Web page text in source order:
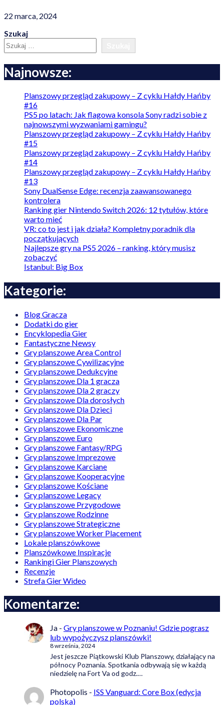
22 marca, 2024
Szukaj
Najnowsze:
Planszowy przegląd zakupowy – Z cyklu Hałdy Hańby
#16
PS5 po latach: Jak flagowa konsola Sony radzi sobie z
najnowszymi wyzwaniami gamingu?
Planszowy przegląd zakupowy – Z cyklu Hałdy Hańby
#15
Planszowy przegląd zakupowy – Z cyklu Hałdy Hańby
#14
Planszowy przegląd zakupowy – Z cyklu Hałdy Hańby
#13
Sony DualSense Edge: recenzja zaawansowanego
kontrolera
Ranking gier Nintendo Switch 2026: 12 tytułów, które
warto mieć
VR: co to jest i jak działa? Kompletny poradnik dla
początkujących
Najlepsze gry na PS5 2026 – ranking, który musisz
zobaczyć
Istanbul: Big Box
Kategorie:
Blog Gracza
Dodatki do gier
Encyklopedia Gier
Fantastyczne Newsy
Gry planszowe Area Control
Gry planszowe Cywilizacyjne
Gry planszowe Dedukcyjne
Gry planszowe Dla 1 gracza
Gry planszowe Dla 2 graczy
Gry planszowe Dla dorosłych
Gry planszowe Dla Dzieci
Gry planszowe Dla Par
Gry planszowe Ekonomiczne
Gry planszowe Euro
Gry planszowe Fantasy/RPG
Gry planszowe Imprezowe
Gry planszowe Karciane
Gry planszowe Kooperacyjne
Gry planszowe Kościane
Gry planszowe Legacy
Gry planszowe Przygodowe
Gry planszowe Rodzinne
Gry planszowe Strategiczne
Gry planszowe Worker Placement
Lokale planszówkowe
Planszówkowe Inspiracje
Rankingi Gier Planszowych
Recenzje
Strefa Gier Wideo
Komentarze:
Ja - Gry planszowe w Poznaniu! Gdzie pograsz
lub wypożyczysz planszówki!
8 września, 2024
Jest jeszcze Piątkowski Klub Planszowy, działający na
północy Poznania. Spotkania odbywają się w każdą
niedzielę na Fort Va od godz.…
Photopolis - ISS Vanguard: Core Box (edycja
polska)